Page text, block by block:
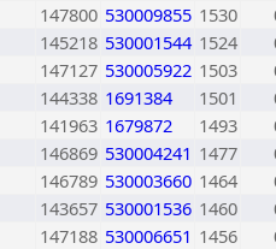
147800 530009855 1530
145218 530001544 1524
147127 530005922 1503
144338 1691384 1501
141963 1679872 1493
146869 530004241 1477
146789 530003660 1464
143657 530001536 1460
147188 530006651 1456